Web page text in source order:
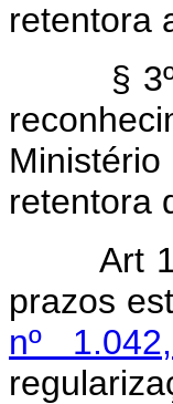
retentora
§ 3º A
retentora
Art
prazos
nº